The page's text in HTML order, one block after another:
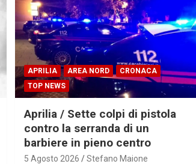
APRILIA AREA NORD
CRONACA
TOP NEWS
Aprilia / Sette colpi di pistola
contro la serranda di un
barbiere in pieno centro
5 Agosto 2026 Stefano Maione